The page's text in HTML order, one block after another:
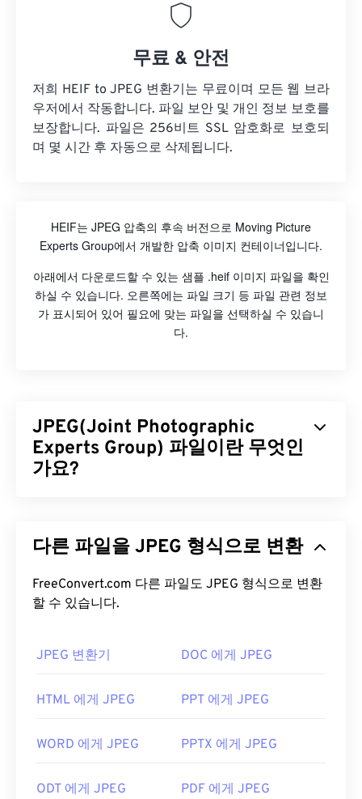
무료 & 안전
저희 HEIF to JPEG 변환기는 무료이며 모든 웹 브라
우저에서 작동합니다. 파일 보안 및 개인 정보 보호를
보장합니다. 파일은 256비트 SSL 암호화로 보호되
며 몇 시간 후 자동으로 삭제됩니다.
HEIF는 JPEG 압축의 후속 버전으로 Moving Picture
Experts Group에서 개발한 압축 이미지 컨테이너입니다.
아래에서 다운로드할 수 있는 샘플 .heif 이미지 파일을 확인
하실 수 있습니다. 오른쪽에는 파일 크기 등 파일 관련 정보
가 표시되어 있어 필요에 맞는 파일을 선택하실 수 있습니
다.
JPEG(Joint Photographic
Experts Group) 파일이란 무엇인
가요?
파일 형식입니다. JPEG가 제공하는 뛰어난 압축률
가 비교적 작아 인터넷 전송 및 웹사이트 사용에 매우
적합합니다. 저희의
더 나은 압축률이 필요하다면JPG를 WebP로
일 형식입니다.
JPEG 파일을 인식하고 열 수 있습니다. JPEG 파일을
다른 파일을 JPEG 형식으로 변환
FreeConvert.com 다른 파일도 JPEG 형식으로 변환
할 수 있습니다.
JPEG 변환기 DOC 에게 JPEG
HTML 에게 JPEG PPT 에게 JPEG
WORD 에게 JPEG PPTX 에게 JPEG
ODT 에게 JPEG PDF 에게 JPEG